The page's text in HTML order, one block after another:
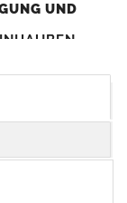
UND
BAUWERKS.